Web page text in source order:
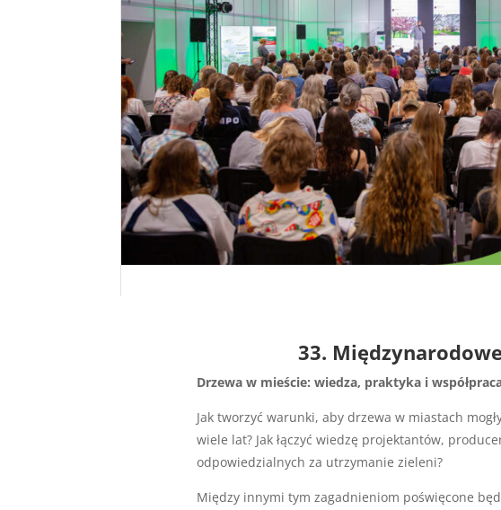
33.
Drzewa w mieście: wiedza, praktyka i współpraca
Jak tworzyć warunki, aby drzewa w miastach
wiele lat? Jak łączyć wiedzę projektantów,
odpowiedzialnych za utrzymanie zieleni?
Między innymi tym zagadnieniom poświęcone